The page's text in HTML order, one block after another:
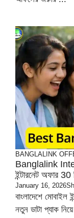
BANGLALINK
Banglalink
ইন্টারনেট অফার 30
January 16, 2026
বাংলাদেশে মোবাইল
নতুন ডাটা প্যাক